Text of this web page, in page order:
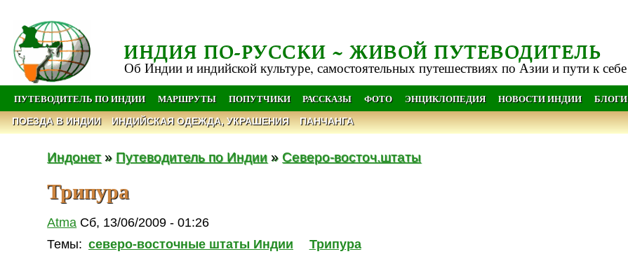
ИНДИЯ ПО-РУССКИ ~ ЖИВОЙ ПУТЕВОДИТЕЛЬ
Об Индии и индийской культуре, самостоятельных путешествиях по Азии и пути к себе
ПУТЕВОДИТЕЛЬ ПО ИНДИИ МАРШРУТЫ ПОПУТЧИКИ РАССКАЗЫ ФОТО ЭНЦИКЛОПЕДИЯ НОВОСТИ ИНДИИ БЛОГИ
ПОЕЗДА В ИНДИИ ИНДИЙСКАЯ ОДЕЖДА, УКРАШЕНИЯ ПАНЧАНГА
Индонет» Путеводитель по Индии » Северо-восточ.штаты
Трипура
Atma Сб, 13/06/2009 - 01:26
Темы: северо-восточные штаты Индии Трипура